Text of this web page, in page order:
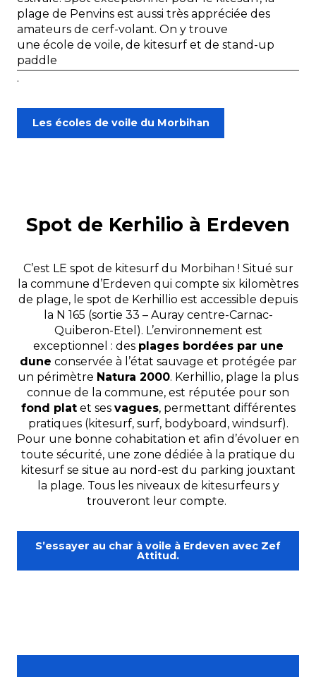
plage de Penvins est aussi très appréciée des
amateurs de cerf-volant. On y trouve
une école de voile, de kitesurf et de stand-up
paddle
.
Les écoles de voile du Morbihan
Spot de Kerhilio à Erdeven
C’est LE spot de kitesurf du Morbihan ! Situé sur
la commune d’Erdeven qui compte six kilomètres
de plage, le spot de Kerhillio est accessible depuis
la N 165 (sortie 33 – Auray centre-Carnac-
Quiberon-Etel). L’environnement est
exceptionnel : des plages bordées par une
dune conservée à l’état sauvage et protégée par
un périmètre Natura 2000. Kerhillio, plage la plus
connue de la commune, est réputée pour son
fond platet ses vagues, permettant différentes
pratiques (kitesurf, surf, bodyboard, windsurf).
Pour une bonne cohabitation et afin d’évoluer en
toute sécurité, une zone dédiée à la pratique du
kitesurf se situe au nord-est du parking jouxtant
la plage. Tous les niveaux de kitesurfeurs y
trouveront leur compte.
S’essayer au char à voile à Erdeven avec Zef
Attitud.